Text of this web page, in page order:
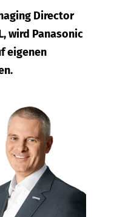
Director
wird Panasonic
eigenen